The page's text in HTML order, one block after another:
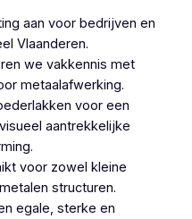
aan voor bedrijven en
Vlaanderen.
we vakkennis met
metaalafwerking.
voor een
aantrekkelijke
voor zowel kleine
structuren.
egale, sterke en